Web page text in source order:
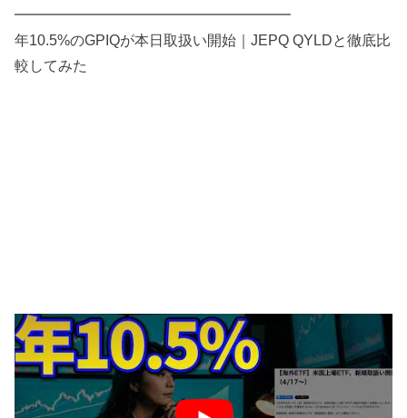
━━━━━━━━━━━━━━━━━━━
年10.5%のGPIQが本日取扱い開始｜JEPQ QYLDと徹底比
較してみた